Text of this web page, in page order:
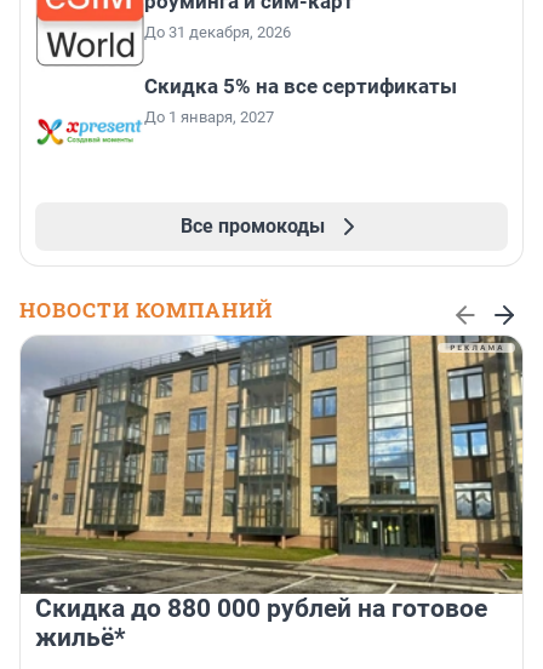
До 31 декабря, 2026
Скидка 5% на все сертификаты
До 1 января, 2027
Все промокоды
НОВОСТИ КОМПАНИЙ
Скидка до 880 000 рублей на готовое
жильё*